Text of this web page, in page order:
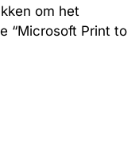
om het
“Microsoft Print to